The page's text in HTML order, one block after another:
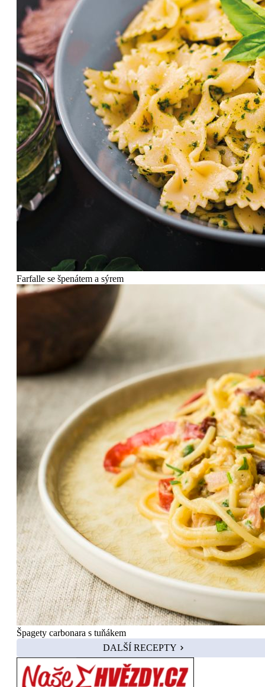
Farfalle se špenátem a sýrem
Špagety carbonara s tuňákem
DALŠÍ RECEPTY